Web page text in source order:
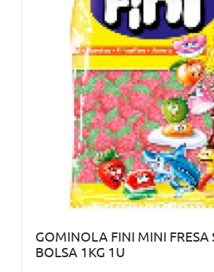
GOMINOLA FINI MINI FRESA
BOLSA 1KG 1U